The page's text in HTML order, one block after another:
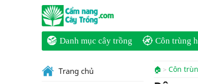
Danh mục cây trồng Côn trùng
🏠 Côn
Trang chủ